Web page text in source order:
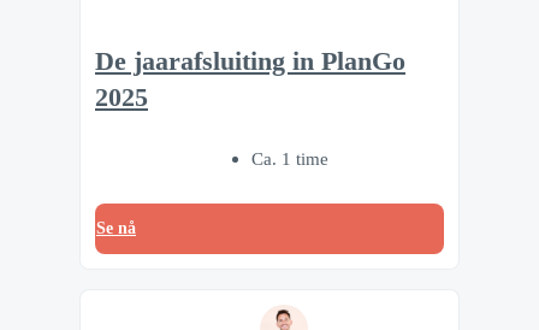
De jaarafsluiting in PlanGo
2025
Ca. 1 time
Se nå